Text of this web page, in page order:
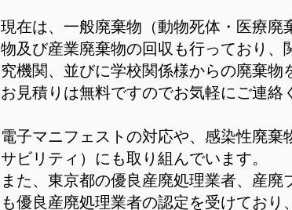
現在は、一般廃棄物（動物死体・医療廃
物及び産業廃棄物の回収も行っており、
究機関、並びに学校関係様からの廃棄物
お見積りは無料ですのでお気軽にご連絡
電子マニフェストの対応や、感染性廃棄
サビリティ）にも取り組んでいます。
また、東京都の優良産廃処理業者、産
も優良産廃処理業者の認定を受けており